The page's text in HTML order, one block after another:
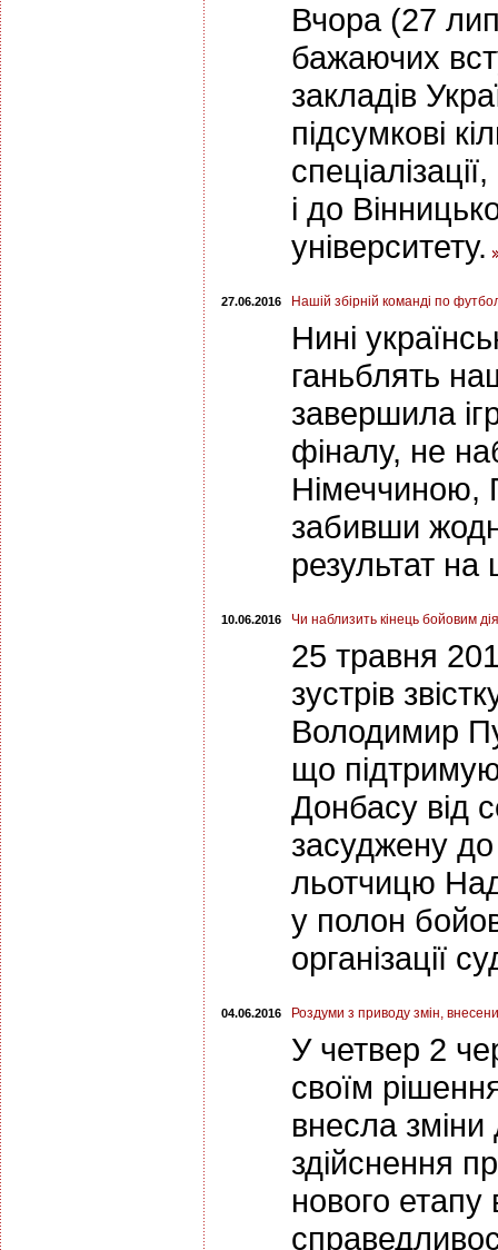
Вчора (27
бажаючих
закладів
підсумкові
і до
університету.
27.06.2016 Нашій збірній команді по
Нині
ганьблять
завершила
фіналу, не
Німеччиною,
забивши
результат на
10.06.2016 Чи наблизить кінець бойовим
25 травня
зустрів
Володимир
що
Донбасу від
засуджену до
льотчицю
у полон
організації
04.06.2016 Роздуми з приводу змін,
У четвер 2
своїм
внесла зміни
здійснення
нового етапу